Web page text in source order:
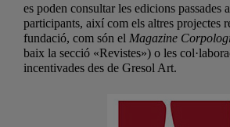
es poden consultar les edicions passades
participants, així com els altres projectes
fundació, com són el Magazine
baix la secció «Revistes») o les
incentivades des de Gresol Art.